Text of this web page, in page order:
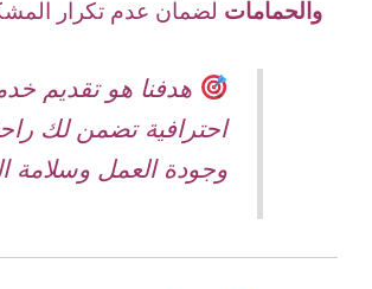
والحمامات لضمان عدم تكرار
هدفنا هو تقديم
احترافية تضمن لك
وجودة العمل وسلامة